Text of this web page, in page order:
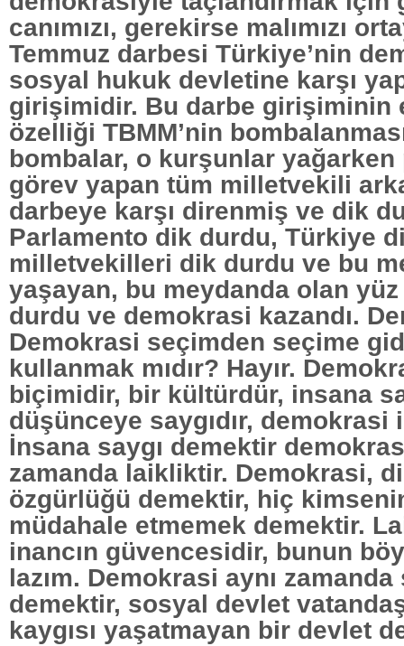
canımızı, gerekirse malımızı
Temmuz darbesi Türkiye’nin
sosyal hukuk devletine karşı
girişimidir. Bu darbe girişiminin
özelliği TBMM’nin
bombalar, o kurşunlar yağarken
görev yapan tüm milletvekili
darbeye karşı direnmiş ve dik
Parlamento dik durdu, Türkiye
milletvekilleri dik durdu ve bu
yaşayan, bu meydanda olan
durdu ve demokrasi kazandı.
Demokrasi seçimden seçime
kullanmak mıdır? Hayır.
biçimidir, bir kültürdür, insana
düşünceye saygıdır, demokrasi
İnsana saygı demektir
zamanda laikliktir. Demokrasi,
özgürlüğü demektir, hiç
müdahale etmemek demektir.
inancın güvencesidir, bunun
lazım. Demokrasi aynı
demektir, sosyal devlet
kaygısı yaşatmayan bir devlet